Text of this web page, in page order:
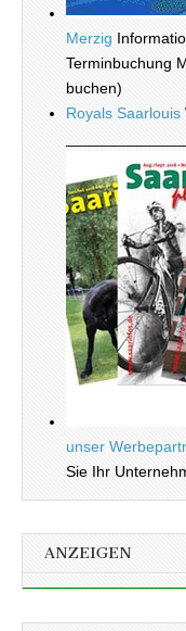
Merzig
Terminbuchung
buchen)
Royals Saarlouis
unser
Sie Ihr
ANZEIGEN